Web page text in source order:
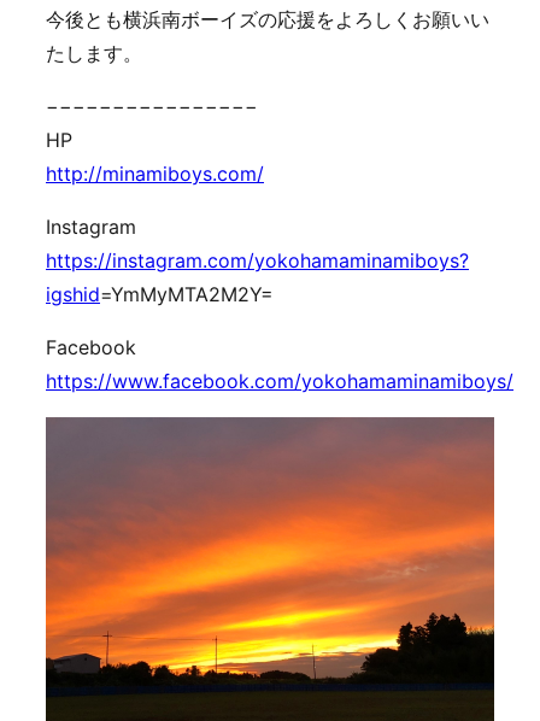
今後とも横浜南ボーイズの応援をよろしくお願いい
たします。
−−−−−−−−−−−−−−−−
HP
http://minamiboys.com/
Instagram
https://instagram.com/yokohamaminamiboys?
igshid=YmMyMTA2M2Y=
Facebook
https://www.facebook.com/yokohamaminamiboys/